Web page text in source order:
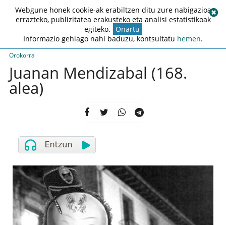
Orokorra
Juanan Mendizabal (168.
alea)
Webgune honek cookie-ak erabiltzen ditu zure nabigazioa
errazteko, publizitatea erakusteko eta analisi estatistikoak
egiteko. Onartu
Informazio gehiago nahi baduzu, kontsultatu hemen.